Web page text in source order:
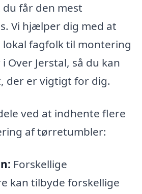
får den mest
Vi hjælper dig med at
fagfolk til montering
Jerstal, så du kan
der er vigtigt for dig.
ved at indhente flere
af tørretumbler:
Forskellige
kan tilbyde forskellige